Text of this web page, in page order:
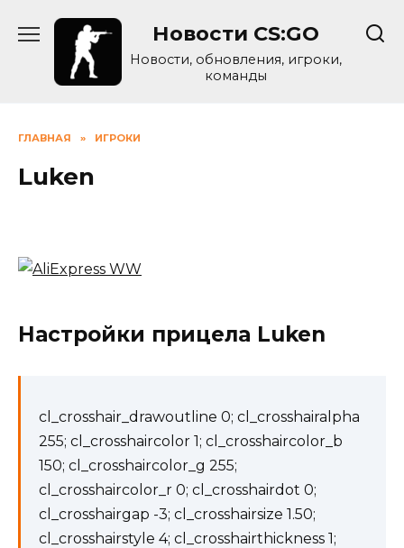
Новости CS:GO
Новости, обновления, игроки,
команды
ГЛАВНАЯ » ИГРОКИ
Luken
Настройки прицела Luken
cl_crosshair_drawoutline 0; cl_crosshairalpha
255; cl_crosshaircolor 1; cl_crosshaircolor_b
150; cl_crosshaircolor_g 255;
cl_crosshaircolor_r 0; cl_crosshairdot 0;
cl_crosshairgap -3; cl_crosshairsize 1.50;
cl_crosshairstyle 4; cl_crosshairthickness 1;